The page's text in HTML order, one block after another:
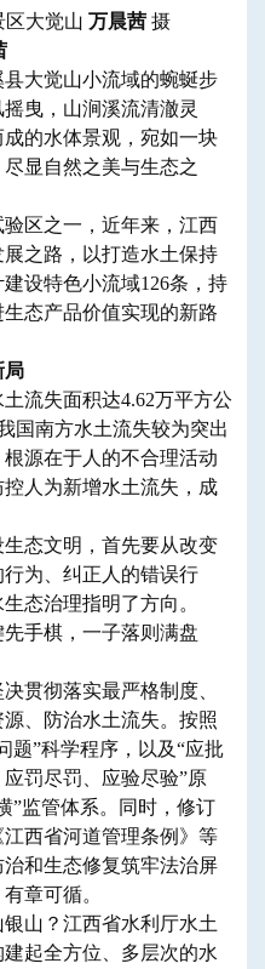
大觉山 万晨茜 摄
大觉山小流域的蜿蜒步
曳，山涧溪流清澈灵
的水体景观，宛如一块
显自然之美与生态之
区之一，近年来，江西
之路，以打造水土保持
设特色小流域126条，持
态产品价值实现的新路
局
流失面积达4.62万平方公
国南方水土流失较为突出
源在于人的不合理活动
人为新增水土流失，成
态文明，首先要从改变
为、纠正人的错误行
态治理指明了方向。
手棋，一子落则满盘
彻落实最严格制度、
、防治水土流失。按照
题”科学程序，以及“应批
罚尽罚、应验尽验”原
”监管体系。同时，修订
江西省河道管理条例》等
和生态修复筑牢法治屏
章可循。
山？江西省水利厅水土
起全方位、多层次的水